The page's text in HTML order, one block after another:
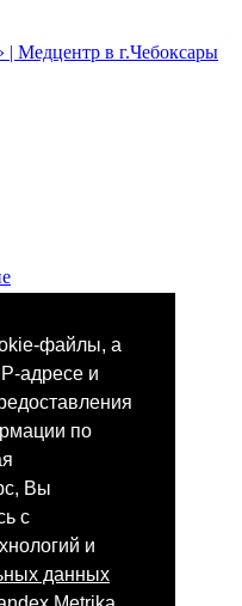
файлы, а
адресе и
по
Вы
с
и
данных